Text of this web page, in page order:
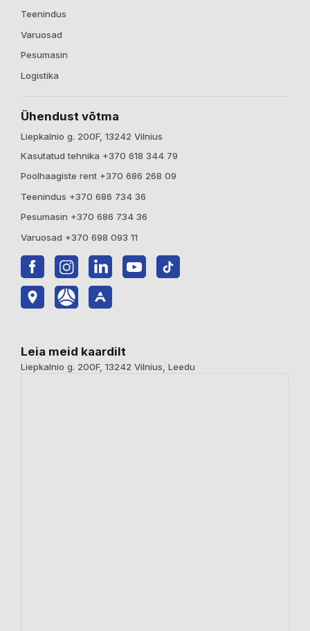
Teenindus
Varuosad
Pesumasin
Logistika
Ühendust võtma
Liepkalnio g. 200F, 13242 Vilnius
Kasutatud tehnika +370 618 344 79
Poolhaagiste rent +370 686 268 09
Teenindus +370 686 734 36
Pesumasin +370 686 734 36
Varuosad +370 698 093 11
Leia meid kaardilt
Liepkalnio g. 200F, 13242 Vilnius, Leedu